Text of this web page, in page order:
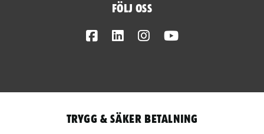
Följ oss
FacebookLinkedInInstagram
Trygg & säker betalning